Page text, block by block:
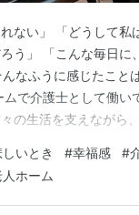
れない」 「どうして私
う」 「こんな毎日に
なふうに感じたこと
で介護士として働い
の生活を支えながら
って考えることがあ
ほんの少しの“幸せ”を
れは、大きな奇跡では
いとき #幸福感 #
人ホーム